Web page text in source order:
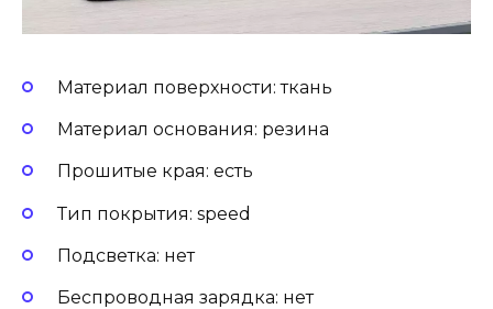
Материал поверхности: ткань
Материал основания: резина
Прошитые края: есть
Тип покрытия: speed
Подсветка: нет
Беспроводная зарядка: нет